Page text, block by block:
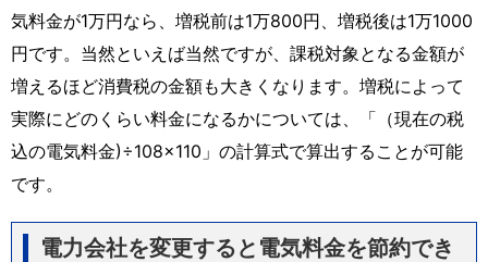
気料金が1万円なら、増税前は1万800円、増税後は1万1000
円です。当然といえば当然ですが、課税対象となる金額が
増えるほど消費税の金額も大きくなります。増税によって
実際にどのくらい料金になるかについては、「（現在の税
込の電気料金)÷108×110」の計算式で算出することが可能
です。
電力会社を変更すると電気料金を節約でき